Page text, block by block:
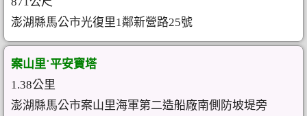
澎湖縣馬公市光復里1鄰新營路25號
案山里˙平安寶塔
1.38公里
澎湖縣馬公市案山里海軍第二造船廠南側防坡堤旁